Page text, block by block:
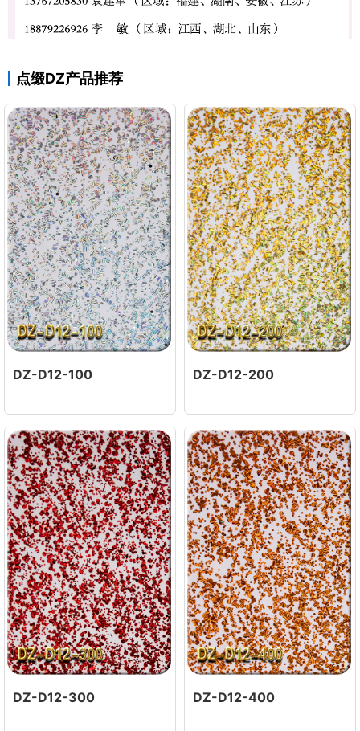
点缀DZ产品推荐
DZ-D12-100 DZ-D12-200
DZ-D12-300 DZ-D12-400